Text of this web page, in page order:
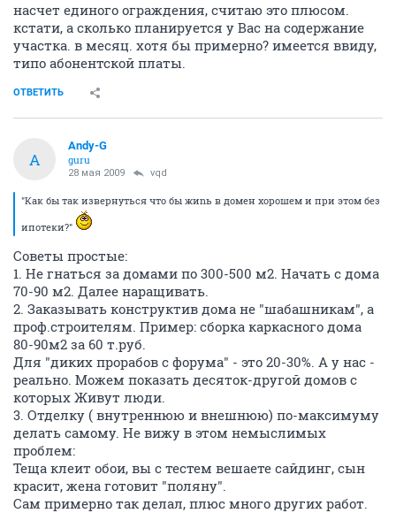
насчет единого ограждения, считаю это плюсом.
кстати, а сколько планируется у Вас на содержание
участка. в месяц. хотя бы примерно? имеется ввиду,
типо абонентской платы.
ОТВЕТИТЬ
A
Andy-G
guru
28 мая 2009 vqd
"Как бы так извернуться что бы жиnь в домен хорошем и при этом без
ипотеки?"
Советы простые:
1. Не гнаться за домами по 300-500 м2. Начать с дома
70-90 м2. Далее наращивать.
2. Заказывать конструктив дома не "шабашникам", а
проф.строителям. Пример: сборка каркасного дома
80-90м2 за 60 т.руб.
Для "диких прорабов с форума" - это 20-30%. А у нас -
реально. Можем показать десяток-другой домов с
которых Живут люди.
3. Отделку ( внутреннюю и внешнюю) по-максимуму
делать самому. Не вижу в этом немыслимых
проблем:
Теща клеит обои, вы с тестем вешаете сайдинг, сын
красит, жена готовит "поляну".
Сам примерно так делал, плюс много других работ.